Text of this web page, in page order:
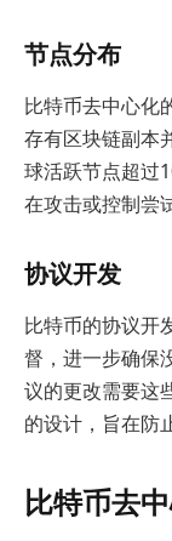
节点分布
比特币去中心化
存有区块链副本
球活跃节点超过
在攻击或控制尝
协议开发
比特币的协议开
督，进一步确保
议的更改需要这
的设计，旨在防
比特币去